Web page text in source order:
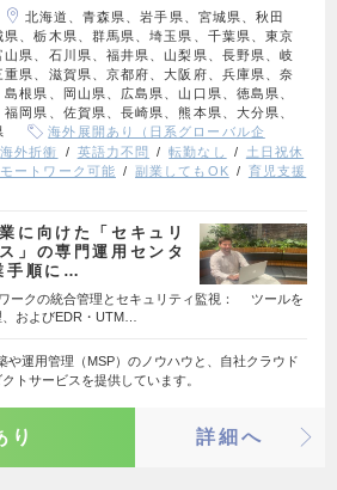
北海道、青森県、岩手県、宮城県、秋田
、栃木県、群馬県、埼玉県、千葉県、東京
県、石川県、福井県、山梨県、長野県、岐
県、滋賀県、京都府、大阪府、兵庫県、奈
根県、岡山県、広島県、山口県、徳島県、
岡県、佐賀県、長崎県、熊本県、大分県、
海外展開あり（日系グローバル企
海外折衝 英語力不問 転勤なし
土日祝休
モートワーク可能 副業してもOK
育児支援
に向けた「セキュリ
」の専門運用センタ
手順に…
ワークの統合管理とセキュリティ監視： ツールを
およびEDR・UTM…
や運用管理（MSP）のノウハウと、自社クラウド
トサービスを提供しています。
り 詳細へ